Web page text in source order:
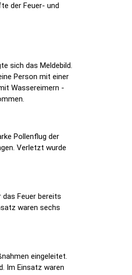
der Feuer- und
sich das Meldebild.
Person mit einer
Wassereimern -
Pollenflug der
Verletzt wurde
Feuer bereits
waren sechs
eingeleitet.
Im Einsatz waren